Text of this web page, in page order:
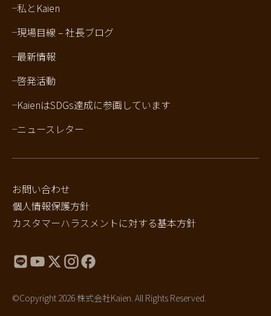
私とKaien
現場目線 – 社長ブログ
最新情報
啓発活動
KaienはSDGs達成に参画しています
ニュースレター
お問い合わせ
個人情報保護方針
カスタマーハラスメントに対する基本方針
©Copyright 2026 株式会社Kaien. All Rights Reserved.